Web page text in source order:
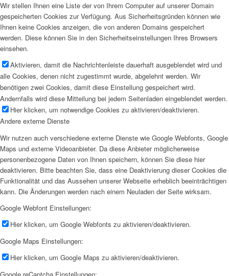
Wir stellen Ihnen eine Liste der von Ihrem Computer auf unserer Domain
gespeicherten Cookies zur Verfügung. Aus Sicherheitsgründen können wie
Ihnen keine Cookies anzeigen, die von anderen Domains gespeichert
werden. Diese können Sie in den Sicherheitseinstellungen Ihres Browsers
einsehen.
Aktivieren, damit die Nachrichtenleiste dauerhaft ausgeblendet wird und
alle Cookies, denen nicht zugestimmt wurde, abgelehnt werden. Wir
benötigen zwei Cookies, damit diese Einstellung gespeichert wird.
Andernfalls wird diese Mitteilung bei jedem Seitenladen eingeblendet werden.
Hier klicken, um notwendige Cookies zu aktivieren/deaktivieren.
Andere externe Dienste
Wir nutzen auch verschiedene externe Dienste wie Google Webfonts, Google
Maps und externe Videoanbieter. Da diese Anbieter möglicherweise
personenbezogene Daten von Ihnen speichern, können Sie diese hier
deaktivieren. Bitte beachten Sie, dass eine Deaktivierung dieser Cookies die
Funktionalität und das Aussehen unserer Webseite erheblich beeinträchtigen
kann. Die Änderungen werden nach einem Neuladen der Seite wirksam.
Google Webfont Einstellungen:
Hier klicken, um Google Webfonts zu aktivieren/deaktivieren.
Google Maps Einstellungen:
Hier klicken, um Google Maps zu aktivieren/deaktivieren.